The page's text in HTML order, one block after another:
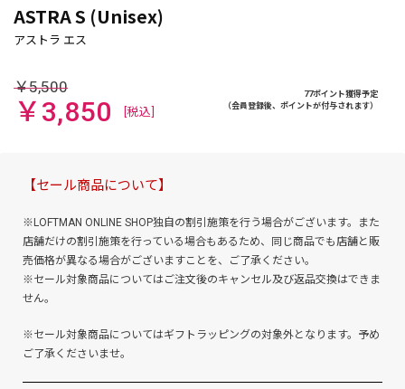
ASTRA S (Unisex)
￥5,500
￥3,850 [税込]
77ポイント獲得予定
（会員登録後、ポイントが付与されます）
【セール商品について】
※LOFTMAN ONLINE SHOP独自の割引施策を行う場合がございます。また
店舗だけの割引施策を行っている場合もあるため、同じ商品でも店舗と販
売価格が異なる場合がございますことを、ご了承ください。
※セール対象商品についてはご注文後のキャンセル及び返品交換はできま
せん。
※セール対象商品についてはギフトラッピングの対象外となります。予め
ご了承くださいませ。